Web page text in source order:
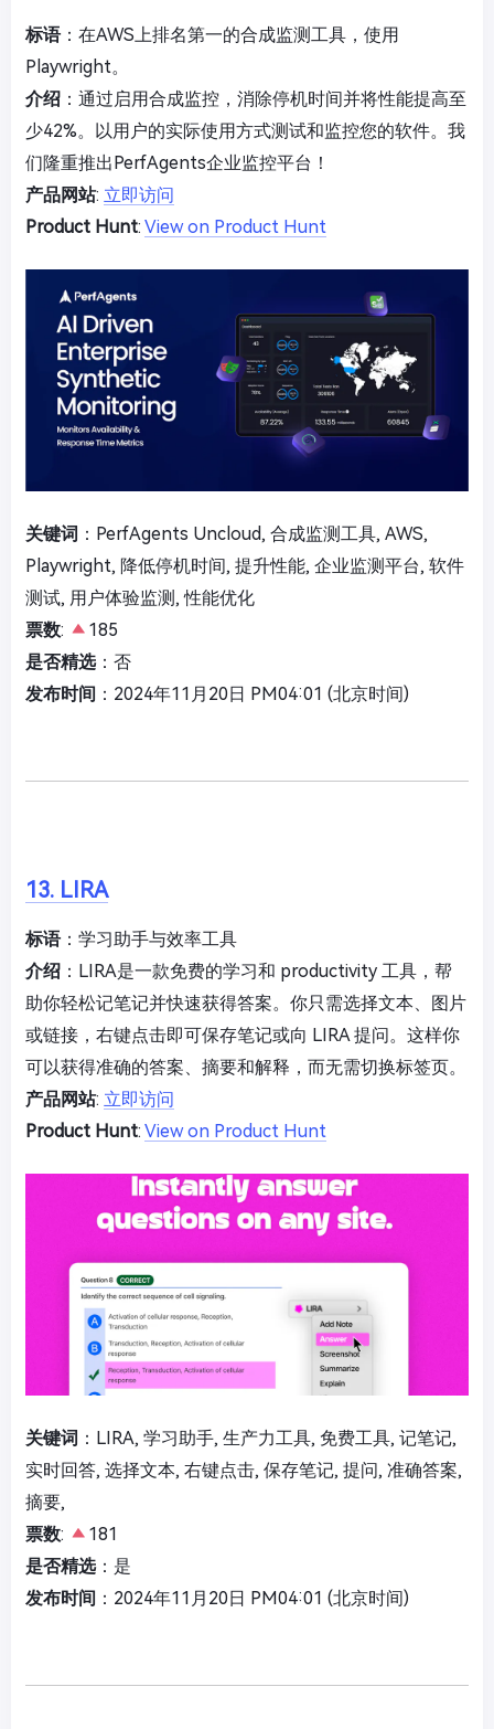
标语：在AWS上排名第一的合成监测工具，使用
Playwright。
介绍 ：通过启用合成监控，消除停机时间并将性能提高至
少42%。以用户的实际使用方式测试和监控您的软件。我
们隆重推出PerfAgents企业监控平台！
产品网站: 立即访问
Product Hunt: View on Product Hunt
关键词 ：PerfAgents Uncloud, 合成监测工具, AWS,
Playwright, 降低停机时间, 提升性能, 企业监测平台, 软件
测试, 用户体验监测, 性能优化
票数:
185
是否精选：否
发布时间 ：2024年11月20日 PM04:01 (北京时间)
13. LIRA
标语：学习助手与效率工具
介绍 ：LIRA是一款免费的学习和 productivity 工具，帮
助你轻松记笔记并快速获得答案。你只需选择文本、图片
或链接，右键点击即可保存笔记或向 LIRA 提问。这样你
可以获得准确的答案、摘要和解释，而无需切换标签页。
产品网站: 立即访问
Product Hunt: View on Product Hunt
关键词 ：LIRA, 学习助手, 生产力工具, 免费工具, 记笔记,
实时回答, 选择文本, 右键点击, 保存笔记, 提问, 准确答案,
摘要,
票数:
181
是否精选：是
发布时间 ：2024年11月20日 PM04:01 (北京时间)